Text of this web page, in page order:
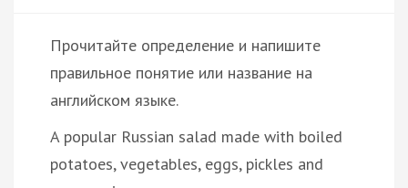
Прочитайте определение и напишите
правильное понятие или название на
английском языке.
A popular Russian salad made with boiled
potatoes, vegetables, eggs, pickles and